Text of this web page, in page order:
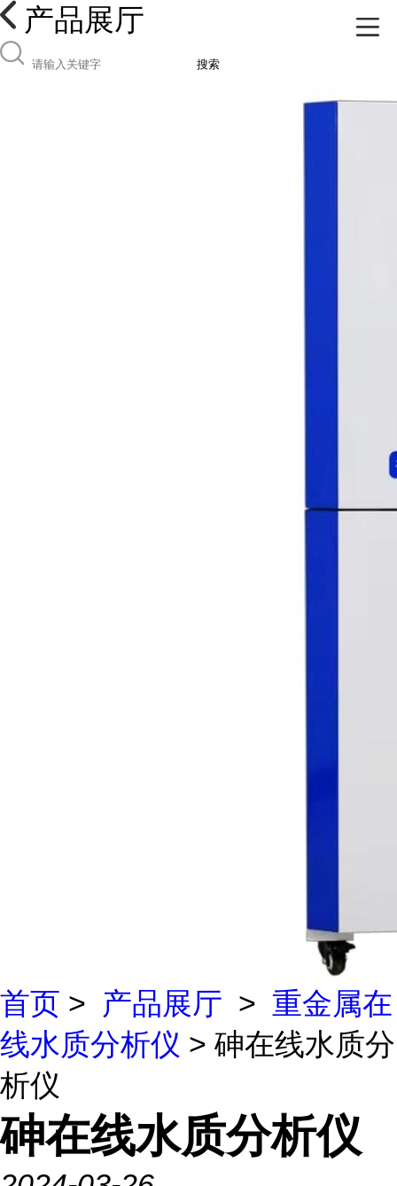
产品展厅
搜索
首页 > 产品展厅 > 重金属在
线水质分析仪 > 砷在线水质分
析仪
砷在线水质分析仪